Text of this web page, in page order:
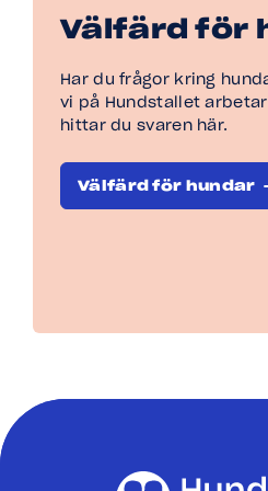
Välfärd för
Har du frågor kring
vi på Hundstallet
hittar du svaren här.
Välfärd för hundar